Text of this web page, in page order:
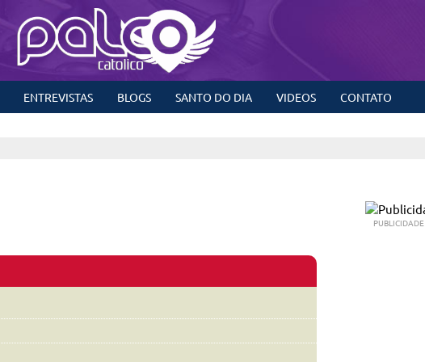
ENTREVISTAS BLOGS SANTO DO DIA VIDEOS CONTATO
PUBLICIDADE